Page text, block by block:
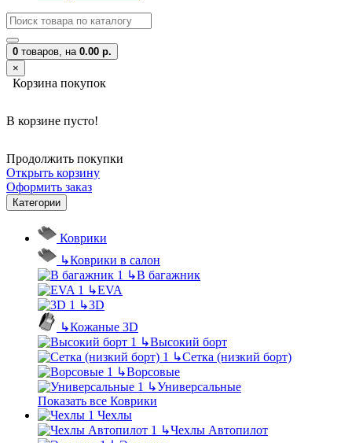
0 товаров, на 0.00 р.
×
Корзина покупок
В корзине пусто!
Продолжить покупки
Открыть корзину
Оформить заказ
Категории
Коврики
↳Коврики в салон
↳В багажник
↳EVA
↳3D
↳Кожаные 3D
↳Высокий борт
↳Сетка (низкий борт)
↳Ворсовые
↳Универсальные
Показать все Коврики
Чехлы
↳Чехлы Автопилот